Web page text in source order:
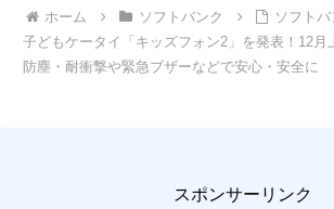
ホーム ソフトバンク
ソフト
子どもケータイ「キッズフォン2」を発表！12月
防塵・耐衝撃や緊急ブザーなどで安心・安全に
スポンサーリンク